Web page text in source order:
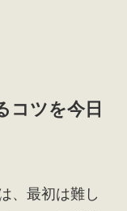
コツを今日
、最初は難し